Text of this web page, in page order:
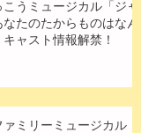
うミュージカル「ジャ
たのたからものはなん
ャスト情報解禁！
ァミリーミュージカル